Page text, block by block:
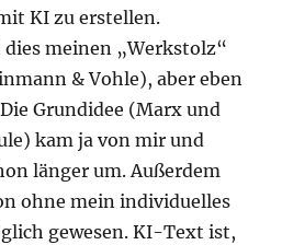
KI zu erstellen.
meinen „Werkstolz“
& Vohle), aber eben
Grundidee (Marx und
kam ja von mir und
länger um. Außerdem
ohne mein individuelles
gewesen. KI-Text ist,